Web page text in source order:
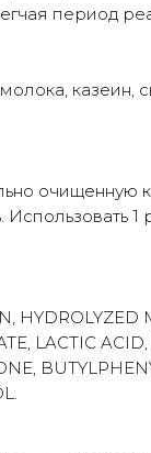
период
казеин,
очищенную
Использовать
HYDROLYZED
LACTIC